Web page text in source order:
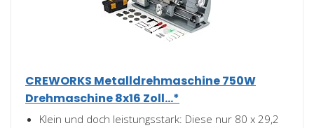
CREWORKS Metalldrehmaschine 750W
Drehmaschine 8x16 Zoll...*
Klein und doch leistungsstark: Diese nur 80 x 29,2